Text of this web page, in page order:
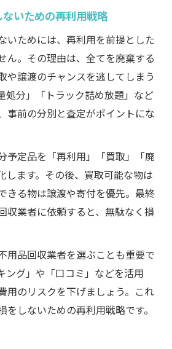
いための再利用戦略
いためには、再利用を前提とした
ん。その理由は、全てを廃棄する
や譲渡のチャンスを逃してしまう
処分」「トラック詰め放題」など
事前の分別と査定がポイントにな
予定品を「再利用」「買取」「廃
します。その後、買取可能な物は
きる物は譲渡や寄付を優先。最終
収業者に依頼すると、無駄なく損
用品回収業者を選ぶことも重要で
ング」や「口コミ」などを活用
用のリスクを下げましょう。これ
しないための再利用戦略です。